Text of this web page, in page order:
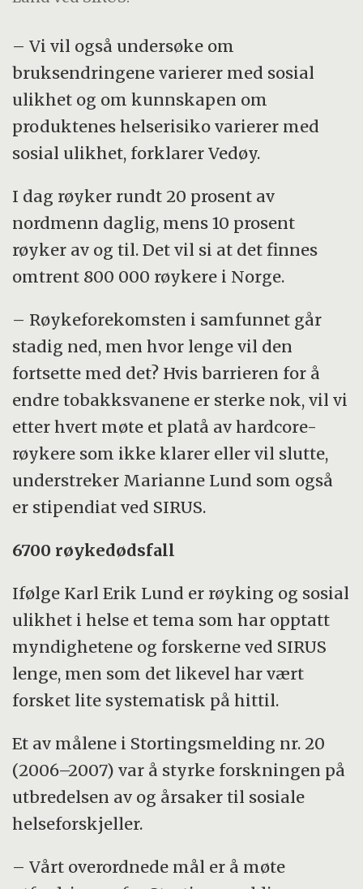
– Vi vil også undersøke om
bruksendringene varierer med sosial
ulikhet og om kunnskapen om
produktenes helserisiko varierer med
sosial ulikhet, forklarer Vedøy.
I dag røyker rundt 20 prosent av
nordmenn daglig, mens 10 prosent
røyker av og til. Det vil si at det finnes
omtrent 800 000 røykere i Norge.
– Røykeforekomsten i samfunnet går
stadig ned, men hvor lenge vil den
fortsette med det? Hvis barrieren for å
endre tobakksvanene er sterke nok, vil vi
etter hvert møte et platå av hardcore-
røykere som ikke klarer eller vil slutte,
understreker Marianne Lund som også
er stipendiat ved SIRUS.
6700 røykedødsfall
Ifølge Karl Erik Lund er røyking og sosial
ulikhet i helse et tema som har opptatt
myndighetene og forskerne ved SIRUS
lenge, men som det likevel har vært
forsket lite systematisk på hittil.
Et av målene i Stortingsmelding nr. 20
(2006–2007) var å styrke forskningen på
utbredelsen av og årsaker til sosiale
helseforskjeller.
– Vårt overordnede mål er å møte